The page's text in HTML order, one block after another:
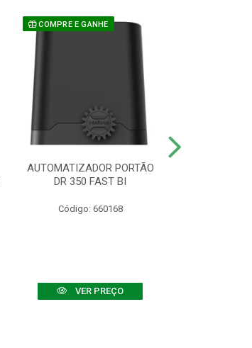
COMPRE E GANHE
AUTOMATIZADOR PORTÃO
DR 350 FAST BI
Código: 660168
VER PREÇO